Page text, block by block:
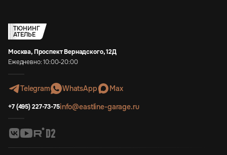
ТЮНИНГ
АТЕЛЬЕ
Москва, Проспект Вернадского, 12Д
Ежедневно: 10:00-20:00
Telegram WhatsApp Max
+7 (495) 227-73-75info@eastline-garage.ru